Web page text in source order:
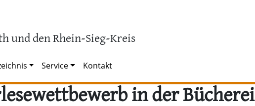
und den Rhein-Sieg-Kreis
Service Kontakt
in der Bücherei